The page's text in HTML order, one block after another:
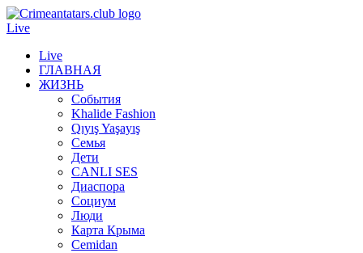
Live
Live
ГЛАВНАЯ
ЖИЗНЬ
События
Khalide Fashion
Qıyış Yaşayış
Семья
Дети
CANLI SES
Диаспора
Социум
Люди
Карта Крыма
Cemidan